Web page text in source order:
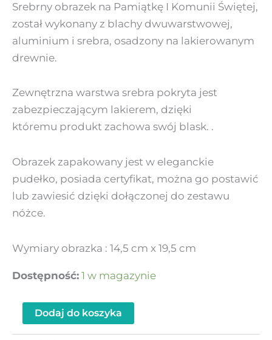
Srebrny obrazek na Pamiątkę I Komunii Świętej,
został wykonany z blachy dwuwarstwowej,
aluminium i srebra, osadzony na lakierowanym
drewnie.
Zewnętrzna warstwa srebra pokryta jest
zabezpieczającym lakierem, dzięki
któremu produkt zachowa swój blask. .
Obrazek zapakowany jest w eleganckie
pudełko, posiada certyfikat, można go postawić
lub zawiesić dzięki dołączonej do zestawu
nóżce.
Wymiary obrazka : 14,5 cm x 19,5 cm
Dostępność: 1 w magazynie
Dodaj do koszyka